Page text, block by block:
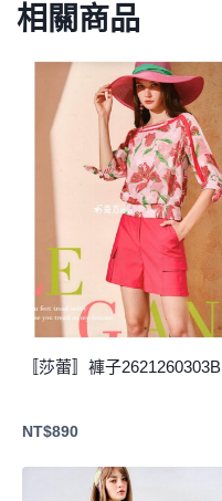
相關商品
〚莎蕾〛褲子2621260303B
NT$890